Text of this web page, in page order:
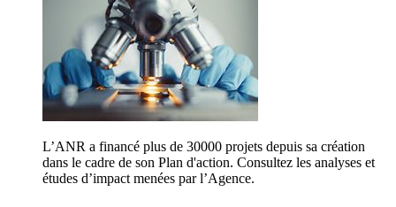
L’ANR a financé plus de 30000 projets depuis sa création
dans le cadre de son Plan d'action. Consultez les analyses et
études d’impact menées par l’Agence.